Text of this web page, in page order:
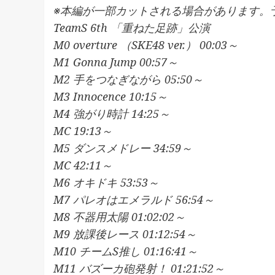
※本編が一部カットされる場合があります。
TeamS 6th 「重ねた足跡」公演
M0 overture （SKE48 ver.） 00:03～
M1 Gonna Jump 00:57～
M2 手をつなぎながら 05:50～
M3 Innocence 10:15～
M4 強がり時計 14:25～
MC 19:13～
M5 ダンスメドレー 34:59～
MC 42:11～
M6 オキドキ 53:53～
M7 パレオはエメラルド 56:54～
M8 不器用太陽 01:02:02～
M9 放課後レース 01:12:54～
M10 チームS推し 01:16:41～
M11 バズーカ砲発射！ 01:21:52～